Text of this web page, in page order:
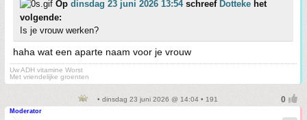
Op dinsdag 23 juni 2026 13:54schreef Dotteke het
volgende:
Is je vrouw werken?
haha wat een aparte naam voor je vrouw
Uw ADH vitamine Worst
Met vriendelijke groenten
• dinsdag 23 juni 2026 @ 14:04 • 191
Moderator